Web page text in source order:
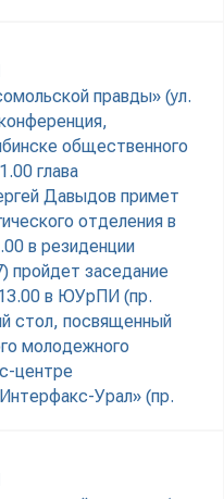
правды» (ул.
общественного
глава
Давыдов примет
отделения в
в резиденции
пройдет заседание
13.00 в ЮУрПИ (пр.
стол, посвященный
молодежного
центре
Урал» (пр.